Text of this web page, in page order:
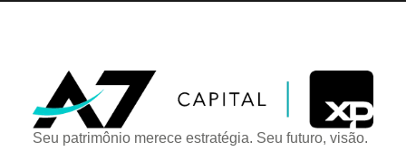
Seu patrimônio merece estratégia. Seu futuro, visão.